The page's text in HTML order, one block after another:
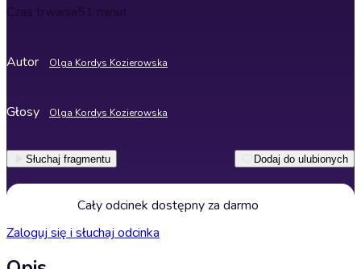
Czas trwania51 minut
Autor Olga Kordys Kozierowska
Głosy Olga Kordys Kozierowska
Słuchaj fragmentu Dodaj do ulubionych
Cały odcinek dostępny za darmo
Zaloguj się i słuchaj odcinka